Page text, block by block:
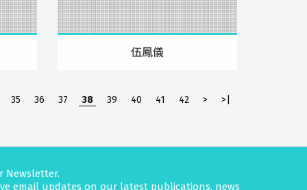
伍鳳儀
35 36 37 38 39 40 41 42 > >|
Newsletter.
email updates on our latest publications, news